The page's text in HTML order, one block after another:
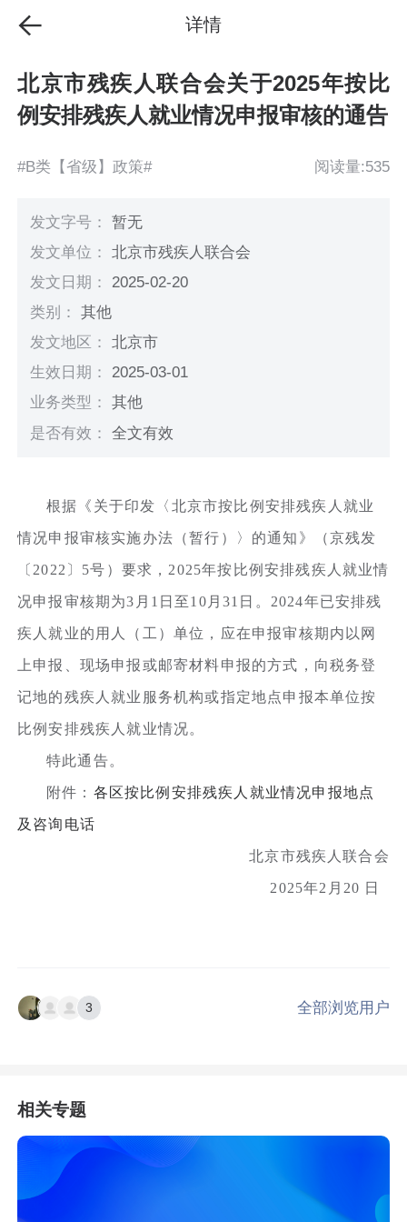
详情
北京市残疾人联合会关于2025年按比
例安排残疾人就业情况申报审核的通告
#B类【省级】政策# 阅读量:535
发文字号：暂无
发文单位：北京市残疾人联合会
发文日期： 2025-02-20
类别：其他
发文地区：北京市
生效日期： 2025-03-01
业务类型：其他
是否有效：全文有效
根据《关于印发〈北京市按比例安排残疾人就业
情况申报审核实施办法（暂行）〉的通知》（京残发
〔2022〕5号）要求，2025年按比例安排残疾人就业情
况申报审核期为3月1日至10月31日。2024年已安排残
疾人就业的用人（工）单位，应在申报审核期内以网
上申报、现场申报或邮寄材料申报的方式，向税务登
记地的残疾人就业服务机构或指定地点申报本单位按
比例安排残疾人就业情况。
特此通告。
附件： 各区按比例安排残疾人就业情况申报地点
及咨询电话
北京市残疾人联合会
2025年2月20 日
3 全部浏览用户
相关专题